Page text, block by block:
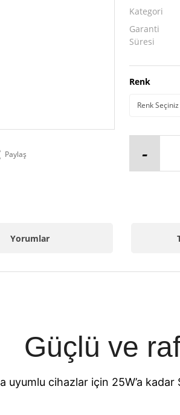
Paylaş
Kategori
Garanti
Süresi
Renk
-
Yorumlar
Güçlü ve
cihazlar için 25W’a kadar